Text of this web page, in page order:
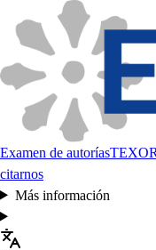
Examen de autorías
citarnos
Más información